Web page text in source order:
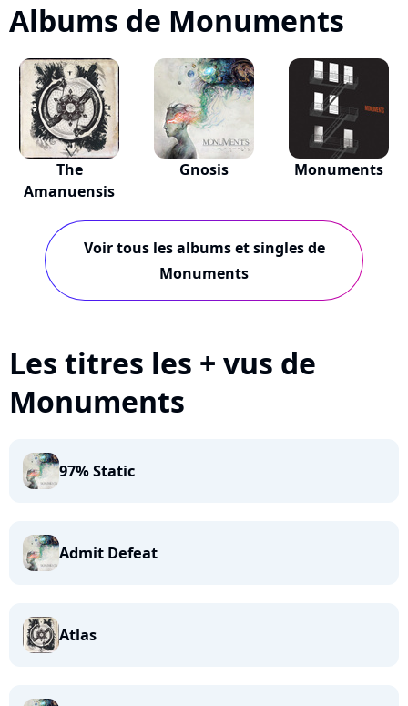
Albums de Monuments
The
Amanuensis
Gnosis Monuments
Voir tous les albums et singles de
Monuments
Les titres les + vus de
Monuments
97% Static
Admit Defeat
Atlas